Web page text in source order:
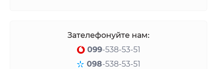
Зателефонуйте нам:
099-538-53-51
098-538-53-51